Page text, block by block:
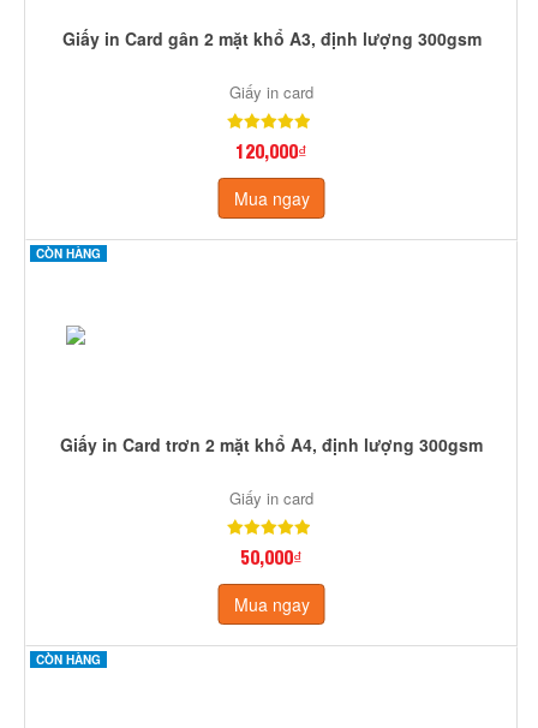
Giấy in Card gân 2 mặt khổ A3, định lượng 300gsm
Giấy in card
120,000₫
Mua ngay
CÒN HÀNG
Giấy in Card trơn 2 mặt khổ A4, định lượng 300gsm
Giấy in card
50,000₫
Mua ngay
CÒN HÀNG